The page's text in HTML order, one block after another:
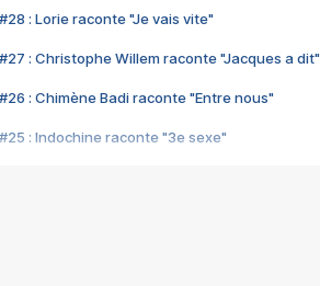
#28 : Lorie raconte "Je vais vite"
#27 : Christophe Willem raconte "Jacques a dit"
#26 : Chimène Badi raconte "Entre nous"
#25 : Indochine raconte "3e sexe"